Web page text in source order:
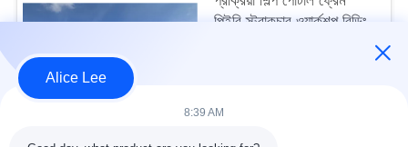
পিইবি স্ট্রাকচার ওয়ার্কশপ বিল্ডিং
Alice Lee
8:39 AM